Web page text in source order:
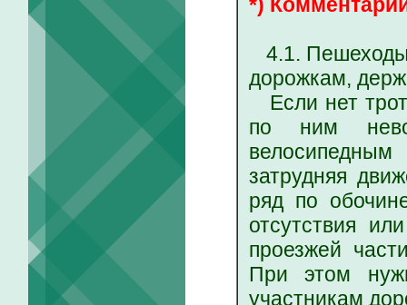
4.1. Пешеходы
дорожкам,
Если нет
по ним
затрудняя
ряд по
отсутствия
проезжей
При этом
участникам